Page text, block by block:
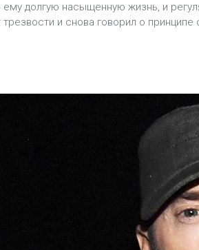
долгую насыщенную жизнь, и
и снова говорил о принципе